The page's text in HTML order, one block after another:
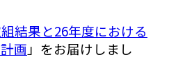
結果と26年度における
画 」をお届けしまし